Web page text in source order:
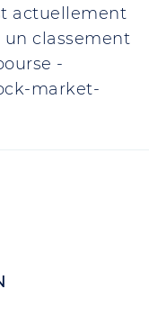
actuellement
un classement
-
market-